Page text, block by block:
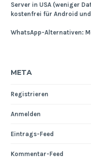
Server in USA (weniger
kostenfrei für Android
WhatsApp-Alternativen:
META
Registrieren
Anmelden
Eintrags-Feed
Kommentar-Feed